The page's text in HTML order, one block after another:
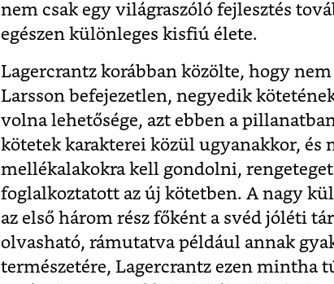
nem csak egy világraszóló fejlesztés
egészen különleges kisfiú élete.
Lagercrantz korábban közölte, hogy
Larsson befejezetlen, negyedik
volna lehetősége, azt ebben a
kötetek karakterei közül ugyanakkor, és
mellékalakokra kell gondolni,
foglalkoztatott az új kötetben. A nagy
az első három rész főként a svéd jóléti
olvasható, rámutatva például annak
természetére, Lagercrantz ezen mintha